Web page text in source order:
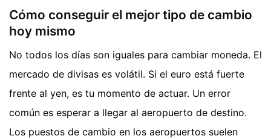
Cómo conseguir el mejor tipo de cambio
hoy mismo
No todos los días son iguales para cambiar moneda. El
mercado de divisas es volátil. Si el euro está fuerte
frente al yen, es tu momento de actuar. Un error
común es esperar a llegar al aeropuerto de destino.
Los puestos de cambio en los aeropuertos suelen